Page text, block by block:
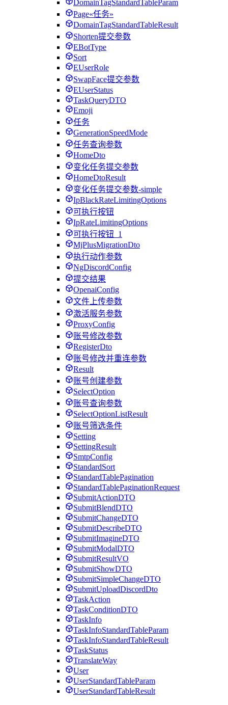
DomainTagStandardTableParam
Page«任务»
DomainTagStandardTableResult
Shorten提交参数
EBotType
Sort
EUserRole
SwapFace提交参数
EUserStatus
TaskQueryDTO
Emoji
任务
GenerationSpeedMode
任务查询参数
HomeDto
变化任务提交参数
HomeDtoResult
变化任务提交参数-simple
IpBlackRateLimitingOptions
可执行按钮
IpRateLimitingOptions
可执行按钮_1
MjPlusMigrationDto
执行动作参数
NgDiscordConfig
提交结果
OpenaiConfig
文件上传参数
激活服务参数
ProxyConfig
账号修改参数
RegisterDto
账号修改并重连参数
Result
账号创建参数
SelectOption
账号查询参数
SelectOptionListResult
账号筛选条件
Setting
SettingResult
SmtpConfig
StandardSort
StandardTablePagination
StandardTablePaginationRequest
SubmitActionDTO
SubmitBlendDTO
SubmitChangeDTO
SubmitDescribeDTO
SubmitImagineDTO
SubmitModalDTO
SubmitResultVO
SubmitShowDTO
SubmitSimpleChangeDTO
SubmitUploadDiscordDto
TaskAction
TaskConditionDTO
TaskInfo
TaskInfoStandardTableParam
TaskInfoStandardTableResult
TaskStatus
TranslateWay
User
UserStandardTableParam
UserStandardTableResult